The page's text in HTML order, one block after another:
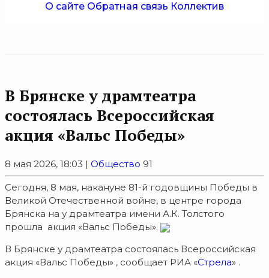
О сайте Обратная связь Коллектив
В Брянске у драмтеатра
состоялась Всероссийская
акция «Вальс Победы»
8 мая 2026, 18:03 | Общество 91
Сегодня, 8 мая, накануне 81-й годовщины Победы в
Великой Отечественной войне, в центре города
Брянска на у драмтеатра имени А.К. Толстого
прошла акция «Вальс Победы».
В Брянске у драмтеатра состоялась Всероссийская
акция «Вальс Победы» , сообщает РИА «Стрела» .